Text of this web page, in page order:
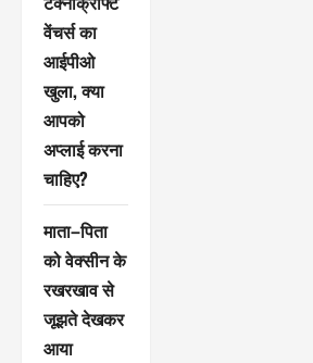
वेंचर्स का
आईपीओ
खुला, क्या
आपको
अप्लाई करना
चाहिए?
माता–पिता
को वेक्सीन के
रखरखाव से
जूझते देखकर
आया